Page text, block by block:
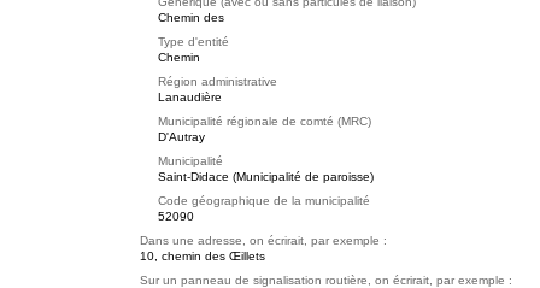
Chemin des
Type d'entité
Chemin
Région administrative
Lanaudière
Municipalité régionale de comté (MRC)
D'Autray
Municipalité
Saint-Didace (Municipalité de paroisse)
Code géographique de la municipalité
52090
Dans une adresse, on écrirait, par exemple :
10, chemin des Œillets
Sur un panneau de signalisation routière, on écrirait, par exemple :